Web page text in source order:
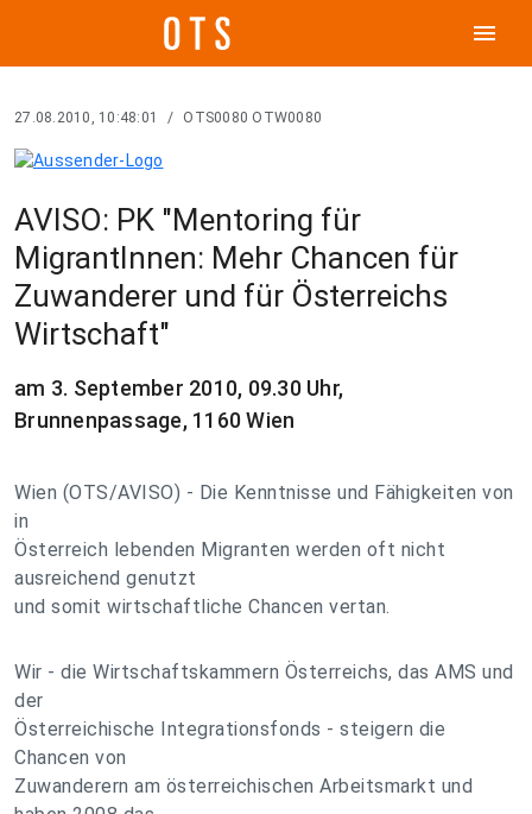
menu
27.08.2010, 10:48:01 / OTS0080 OTW0080
AVISO: PK "Mentoring für
MigrantInnen: Mehr Chancen für
Zuwanderer und für Österreichs
Wirtschaft"
am 3. September 2010, 09.30 Uhr,
Brunnenpassage, 1160 Wien
Wien (OTS/AVISO) - Die Kenntnisse und Fähigkeiten von
in
Österreich lebenden Migranten werden oft nicht
ausreichend genutzt
und somit wirtschaftliche Chancen vertan.
Wir - die Wirtschaftskammern Österreichs, das AMS und
der
Österreichische Integrationsfonds - steigern die
Chancen von
Zuwanderern am österreichischen Arbeitsmarkt und